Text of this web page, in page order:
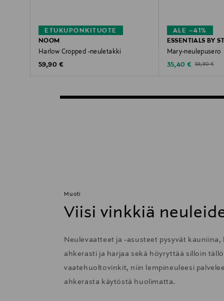
ETUKUPONKITUOTE
NOOM
Harlow Cropped -neuletakki
Original Price
59,90 €
ALE –41%
ESSENTIALS BY
Mary-neulepusero
Discounted Price
35,40 € Original Price
59,90 €
Muoti
Viisi vinkkiä
Neulevaatteet ja -asusteet pysyvät
ahkerasti ja harjaa sekä höyryttää silloin
vaatehuoltovinkit, niin lempineuleesi
ahkerasta käytöstä huolimatta.